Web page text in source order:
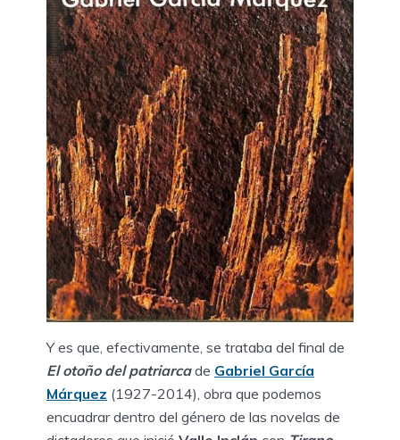
Y es que, efectivamente, se trataba del final de
El otoño del patriarcade Gabriel García
Márquez (1927-2014), obra que podemos
encuadrar dentro del género de las novelas de